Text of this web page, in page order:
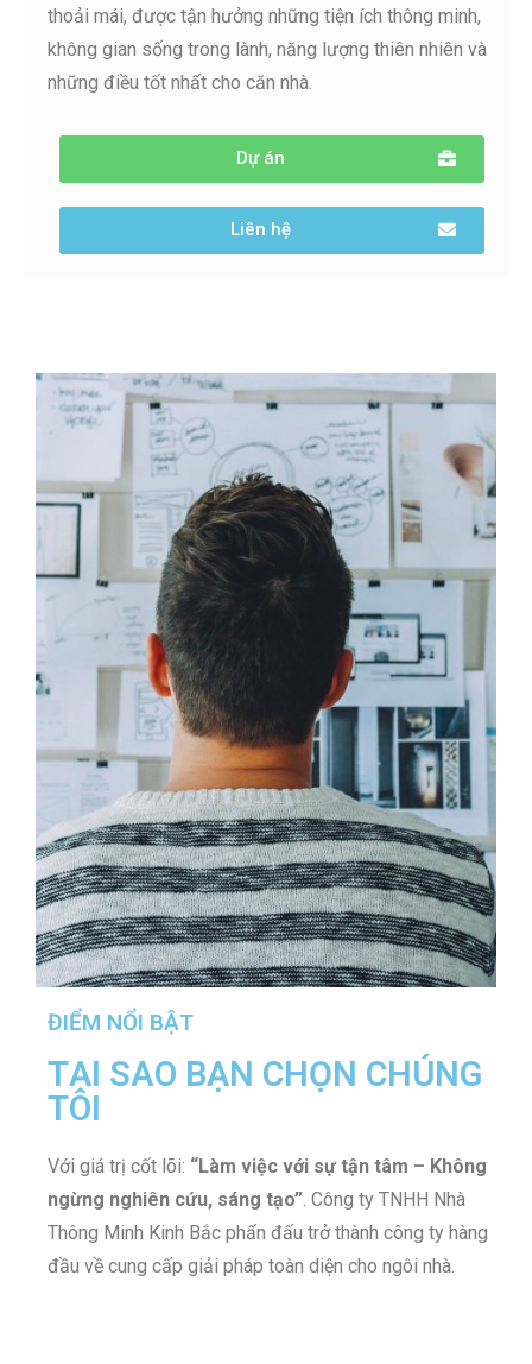
thoải mái, được tận hưởng những tiện ích thông minh,
không gian sống trong lành, năng lượng thiên nhiên và
những điều tốt nhất cho căn nhà.
Dự án
Liên hệ
ĐIỂM NỔI BẬT
TẠI SAO BẠN CHỌN CHÚNG
TÔI
Với giá trị cốt lõi: “Làm việc với sự tận tâm – Không
ngừng nghiên cứu, sáng tạo”. Công ty TNHH Nhà
Thông Minh Kinh Bắc phấn đấu trở thành công ty hàng
đầu về cung cấp giải pháp toàn diện cho ngôi nhà.